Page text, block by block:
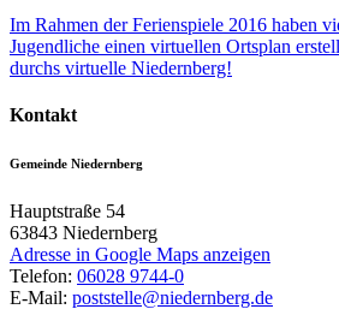
Im Rahmen der Ferienspiele 2016 haben
Jugendliche einen virtuellen Ortsplan
durchs virtuelle Niedernberg!
Kontakt
Gemeinde Niedernberg
Hauptstraße 54
63843 Niedernberg
Adresse in Google Maps anzeigen
Telefon: 06028 9744-0
E-Mail: poststelle@niedernberg.de